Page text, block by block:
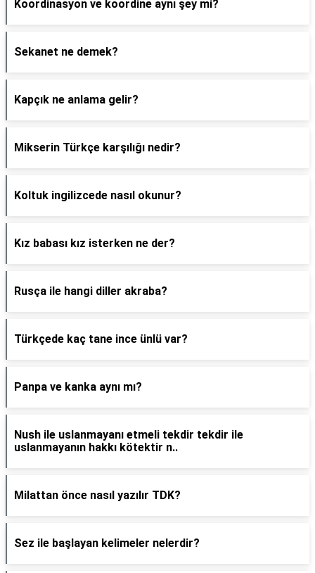
Koordinasyon ve koordine aynı şey mi?
Sekanet ne demek?
Kapçık ne anlama gelir?
Mikserin Türkçe karşılığı nedir?
Koltuk ingilizcede nasıl okunur?
Kız babası kız isterken ne der?
Rusça ile hangi diller akraba?
Türkçede kaç tane ince ünlü var?
Panpa ve kanka aynı mı?
Nush ile uslanmayanı etmeli tekdir tekdir ile
uslanmayanın hakkı kötektir n..
Milattan önce nasıl yazılır TDK?
Sez ile başlayan kelimeler nelerdir?